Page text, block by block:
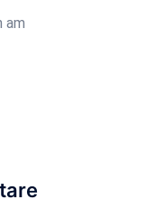
am